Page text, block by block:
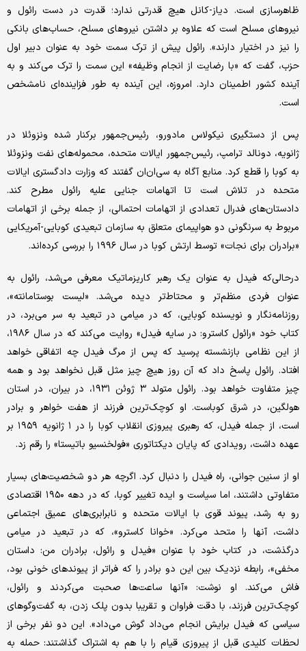
ظاهرسازی است. دیاز-کانل هیچ قدرتی ندارد؛ قدرت در دست رائول و
نیروهای مسلح است که علاوه بر داشتن نیروهای مسلح، حساب‌های بانکی
را نیز در اختیار دارند». رائول پیش از ترک سمت خود به عنوان دبیر اول
حزب، گفت که «با رضایت از انجام وظیفه» این سمت را ترک می‌کند و به
آینده کشور اطمینان دارد. امروزه، این آینده به طور فزاینده‌ای نامشخص
است.
پس از دستگیری نیکولاس مادورو، رئیس‌جمهور برکنار شده ونزوئلا در
ژانویه، دونالد ترامپ، رئیس‌جمهور ایالات متحده، محموله‌های نفت ونزوئلا
به کوبا را قطع کرد. منابع آگاه به سی‌ان‌ان گفتند که وزارت دادگستری ایالات
متحده در تلاش است تا اتهامات جنایی علیه رائول مطرح کند.
دادستان‌های فدرال تعدادی از اتهامات احتمالی، از جمله برخی از اتهامات
مربوط به سرنگونی دو هواپیمای متعلق به سازمان تبعیدی کوبایی-آمریکایی
«برادران برای نجات» توسط ارتش کوبا در سال ۱۹۹۶ را بررسی کرده‌اند.
درحالی‌که فیدل به عنوان یک رهبر کاریزماتیک معرفی می‌شد، رائول به
عنوان فردی منظم‌تر و محتاط‌تر دیده می‌شد. «لیست بوستامانته»،
روزنامه‌نگار و نویسنده کوبایی، که در میامی در تبعید به سر می‌برد، در
کتاب خود «رائول کاسترو: در سایه فیدل» روایت می‌کند که در سال ۱۹۸۶،
از این نظامی بازنشسته پرسید که پس از مرگ فیدل چه اتفاقی خواهد
افتاد. رائول پاسخ داد که آن روز هیچ چیز مثل قبل نخواهد بود و همه
چیز متفاوت خواهد بود. رائول متولد ۳ ژوئن ۱۹۳۱، در بیران، در استان
هولگین، در شرق کوباست. او کوچک‌ترین فرزند از هفت خواهر و برادر
است، از جمله فیدل، که رهبری پیروزی انقلاب کوبا را در ۱ ژانویه ۱۹۵۹ بر
عهده داشت، رویدادی که پایان دیکتاتوری «فولخنسیو باتیستا» را رقم زد.
او از سنین جوانی، راه فیدل را دنبال کرد. اگرچه هر دو شخصیت‌های بسیار
متفاوتی داشتند، اما سیاست و ایده تغییر کوبا، که در دهه ۱۹۵۰ اقتصادی
رو به رشد، پیوند قوی با ایالات متحده و نابرابری‌های عمیق اجتماعی
داشت، آنها را متحد می‌کرد. «خوانا کاسترو»، که در تبعید در میامی
درگذشت، در کتاب خود با عنوان «فیدل و رائول، برادران من: داستان
مخفی»، رابطه نزدیک بین این دو برادر را که فراتر از پیوندهای خونی بود،
فاش می‌کند. او نوشت: «آنها ساعت‌ها صحبت می‌کردند و رائول،
کوچک‌ترین فرزند، با دقت فراوان و تقریبا بدون پلک زدن، به گفت‌وگوهای
سیاسی که فیدل برایش انجام می‌داد گوش می‌داد». این دو نفر برخی از
لحظات کلیدی قبل از پیروزی قیام را با هم به اشتراک گذاشتند: حمله به